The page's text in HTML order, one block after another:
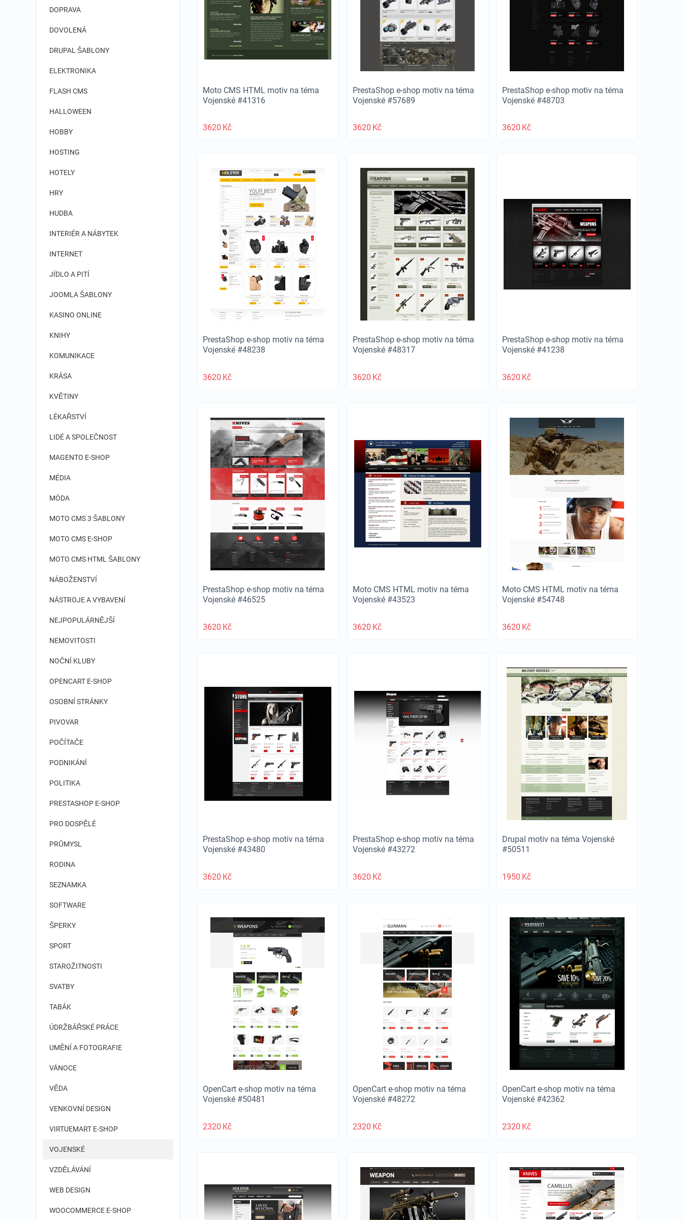
DOPRAVA
DOVOLENÁ
DRUPAL ŠABLONY
ELEKTRONIKA
FLASH CMS
HALLOWEEN
HOBBY
HOSTING
HOTELY
HRY
HUDBA
INTERIÉR A NÁBYTEK
INTERNET
JÍDLO A PITÍ
JOOMLA ŠABLONY
KASINO ONLINE
KNIHY
KOMUNIKACE
KRÁSA
KVĚTINY
LÉKAŘSTVÍ
LIDÉ A SPOLEČNOST
MAGENTO E-SHOP
MÉDIA
MÓDA
MOTO CMS 3 ŠABLONY
MOTO CMS E-SHOP
MOTO CMS HTML ŠABLONY
NÁBOŽENSTVÍ
NÁSTROJE A VYBAVENÍ
NEJPOPULÁRNĚJŠÍ
NEMOVITOSTI
NOČNÍ KLUBY
OPENCART E-SHOP
OSOBNÍ STRÁNKY
PIVOVAR
POČÍTAČE
PODNIKÁNÍ
POLITIKA
PRESTASHOP E-SHOP
PRO DOSPĚLÉ
PRŮMYSL
RODINA
SEZNAMKA
SOFTWARE
ŠPERKY
SPORT
STAROŽITNOSTI
SVATBY
TABÁK
ÚDRŽBÁŘSKÉ PRÁCE
UMĚNÍ A FOTOGRAFIE
VÁNOCE
VĚDA
VENKOVNÍ DESIGN
VIRTUEMART E-SHOP
VOJENSKÉ
VZDĚLÁVÁNÍ
WEB DESIGN
WOOCOMMERCE E-SHOP
Moto CMS HTML motiv na téma
Vojenské #41316
3620 Kč
PrestaShop e-shop motiv na téma
Vojenské #57689
3620 Kč
PrestaShop e-shop motiv na téma
Vojenské #48703
3620 Kč
PrestaShop e-shop motiv na téma
Vojenské #48238
3620 Kč
PrestaShop e-shop motiv na téma
Vojenské #48317
3620 Kč
PrestaShop e-shop motiv na téma
Vojenské #41238
3620 Kč
PrestaShop e-shop motiv na téma
Vojenské #46525
3620 Kč
Moto CMS HTML motiv na téma
Vojenské #43523
3620 Kč
Moto CMS HTML motiv na téma
Vojenské #54748
3620 Kč
PrestaShop e-shop motiv na téma
Vojenské #43480
3620 Kč
PrestaShop e-shop motiv na téma
Vojenské #43272
3620 Kč
Drupal motiv na téma Vojenské
#50511
1950 Kč
OpenCart e-shop motiv na téma
Vojenské #50481
2320 Kč
OpenCart e-shop motiv na téma
Vojenské #48272
2320 Kč
OpenCart e-shop motiv na téma
Vojenské #42362
2320 Kč